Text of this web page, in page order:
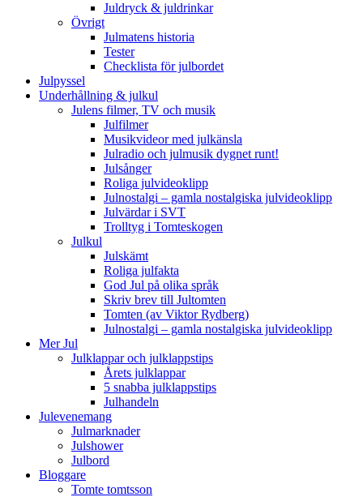
Juldryck & juldrinkar
Övrigt
Julmatens historia
Tester
Checklista för julbordet
Julpyssel
Underhållning & julkul
Julens filmer, TV och musik
Julfilmer
Musikvideor med julkänsla
Julradio och julmusik dygnet runt!
Julsånger
Roliga julvideoklipp
Julnostalgi – gamla nostalgiska julvideoklipp
Julvärdar i SVT
Trolltyg i Tomteskogen
Julkul
Julskämt
Roliga julfakta
God Jul på olika språk
Skriv brev till Jultomten
Tomten (av Viktor Rydberg)
Julnostalgi – gamla nostalgiska julvideoklipp
Mer Jul
Julklappar och julklappstips
Årets julklappar
5 snabba julklappstips
Julhandeln
Julevenemang
Julmarknader
Julshower
Julbord
Bloggare
Tomte tomtsson